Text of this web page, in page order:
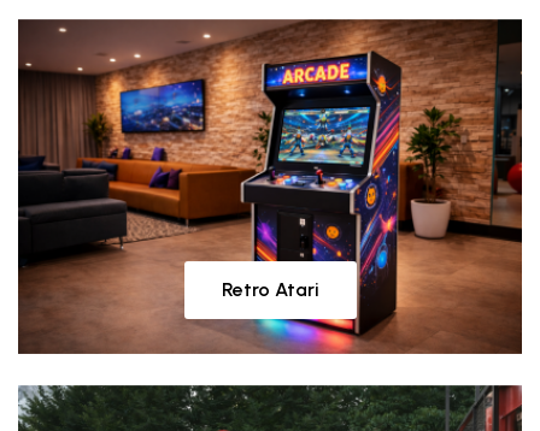
Retro Atari